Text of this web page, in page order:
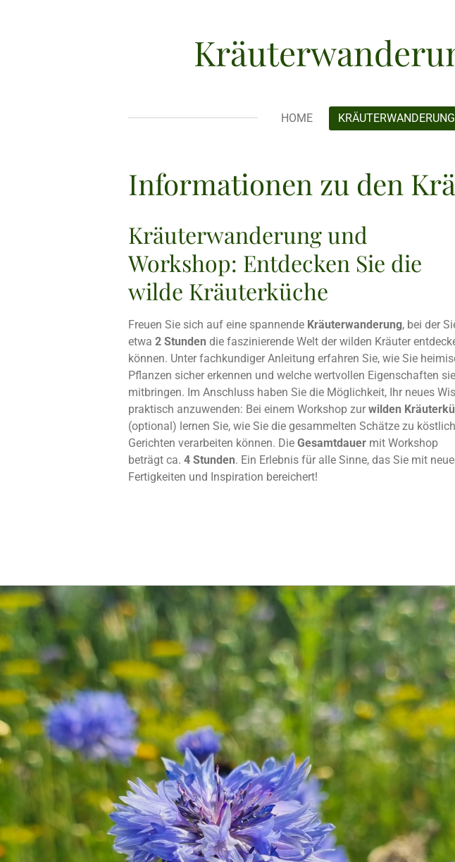
HOME
Informationen zu den
Kräuterwanderung und
Workshop: Entdecken Sie die
wilde Kräuterküche
Freuen Sie sich auf eine spannende Kräuterwanderung, bei der
etwa 2 Stunden die faszinierende Welt der wilden Kräuter
können. Unter fachkundiger Anleitung erfahren Sie, wie Sie
Pflanzen sicher erkennen und welche wertvollen Eigenschaften sie
mitbringen. Im Anschluss haben Sie die Möglichkeit, Ihr neues
praktisch anzuwenden: Bei einem Workshop zurwilden
(optional) lernen Sie, wie Sie die gesammelten Schätze zu
Gerichten verarbeiten können. Die Gesamtdauer mit Workshop
beträgt ca. 4 Stunden. Ein Erlebnis für alle Sinne, das Sie mit
Fertigkeiten und Inspiration bereichert!